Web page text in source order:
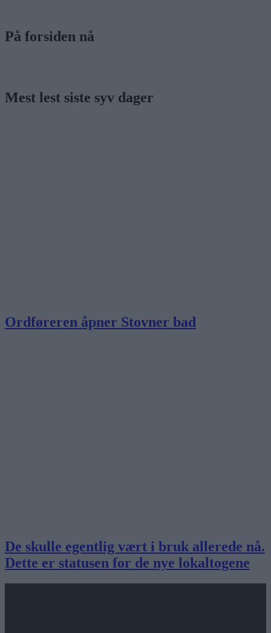
På forsiden nå
Mest lest siste syv dager
Ordføreren åpner Stovner bad
De skulle egentlig vært i bruk allerede nå.
Dette er statusen for de nye lokaltogene